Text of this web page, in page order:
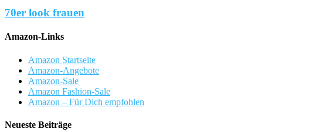
70er look frauen
Amazon-Links
Amazon Startseite
Amazon-Angebote
Amazon-Sale
Amazon Fashion-Sale
Amazon – Für Dich empfohlen
Neueste Beiträge